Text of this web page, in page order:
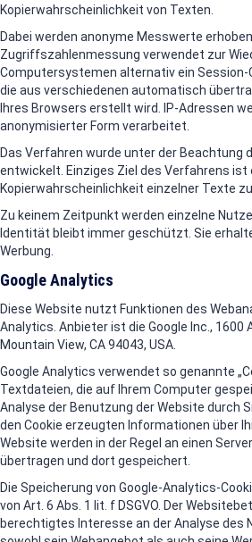
Kopierwahrscheinlichkeit von Texten.
Dabei werden anonyme Messwerte
Zugriffszahlenmessung verwendet zur
Computersystemen alternativ ein Session-
die aus verschiedenen automatisch
Ihres Browsers erstellt wird. IP-Adressen
anonymisierter Form verarbeitet.
Das Verfahren wurde unter der Beachtung
entwickelt. Einziges Ziel des Verfahrens ist
Kopierwahrscheinlichkeit einzelner Texte
Zu keinem Zeitpunkt werden einzelne
Identität bleibt immer geschützt. Sie
Werbung.
Google Analytics
Diese Website nutzt Funktionen des
Analytics. Anbieter ist die Google Inc., 1600
Mountain View, CA 94043, USA.
Google Analytics verwendet so genannte
Textdateien, die auf Ihrem Computer
Analyse der Benutzung der Website durch
den Cookie erzeugten Informationen über
Website werden in der Regel an einen
übertragen und dort gespeichert.
Die Speicherung von Google-Analytics-
von Art. 6 Abs. 1 lit. f DSGVO. Der
berechtigtes Interesse an der Analyse des